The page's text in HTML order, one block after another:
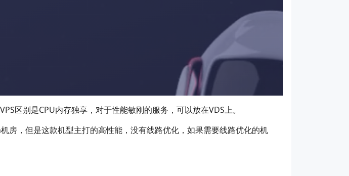
区别是CPU内存独享，对于性能敏刚的服务，可以放在VDS上。
房，但是这款机型主打的高性能，没有线路优化，如果需要线路优化的机